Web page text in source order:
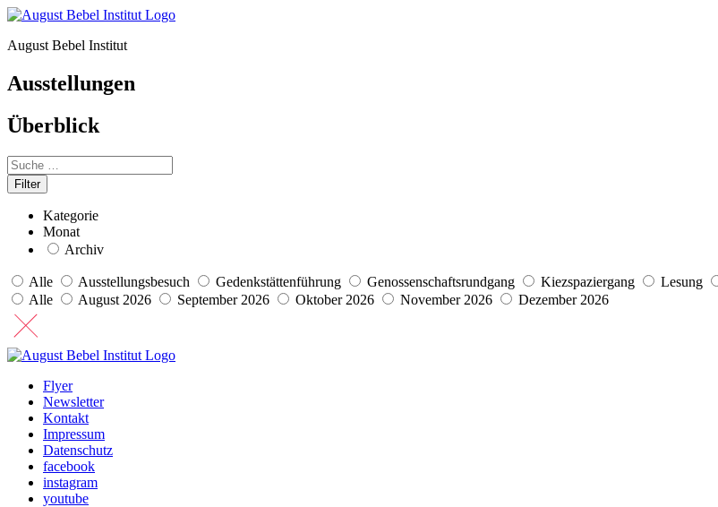
August Bebel Institut
Ausstellungen
Überblick
Kategorie
Monat
Archiv
Alle Ausstellungsbesuch Gedenkstättenführung Genossenschaftsrundgang Kiezspaziergang Lesung
Alle
August 2026 September 2026 Oktober 2026 November 2026 Dezember 2026
Flyer
Newsletter
Kontakt
Impressum
Datenschutz
facebook
instagram
youtube